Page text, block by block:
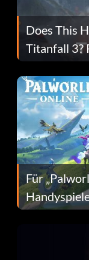
Does This
Titanfall 3?
Fans Are
Für
dafür.